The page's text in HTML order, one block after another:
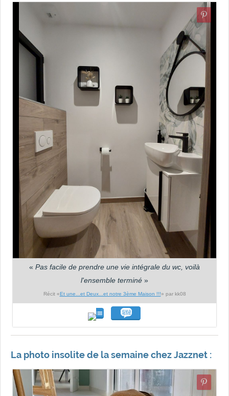
« Pas facile de prendre une vie intégrale du wc, voilà
l'ensemble terminé »
Récit «Et une...et Deux...et notre 3ème Maison !!!» par kk08
La photo insolite de la semaine chez Jazznet :